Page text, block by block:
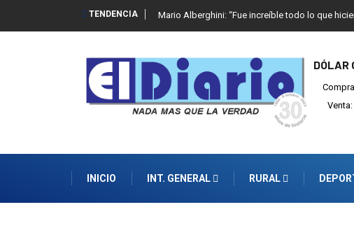
TENDENCIA Mario Alberghini: “Fue increíble todo lo que
DÓLAR
INICIO INT. GENERAL RURAL